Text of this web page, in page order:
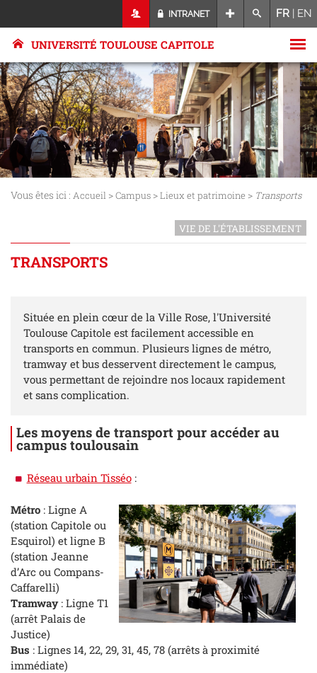
INTRANET FR | EN
UNIVERSITÉ TOULOUSE CAPITOLE
Vous êtes ici : Accueil >Campus >Lieux et patrimoine > Transports
VIE DE L'ÉTABLISSEMENT
TRANSPORTS
Située en plein cœur de la Ville Rose, l'Université
Toulouse Capitole est facilement accessible en
transports en commun. Plusieurs lignes de métro,
tramway et bus desservent directement le campus,
vous permettant de rejoindre nos locaux rapidement
et sans complication.
Les moyens de transport pour accéder au
campus toulousain
Réseau urbain Tisséo:
Métro : Ligne A
(station Capitole ou
Esquirol) et ligne B
(station Jeanne
d’Arc ou Compans-
Caffarelli)
Tramway : Ligne T1
(arrêt Palais de
Justice)
Bus : Lignes 14, 22, 29, 31, 45, 78 (arrêts à proximité
immédiate)